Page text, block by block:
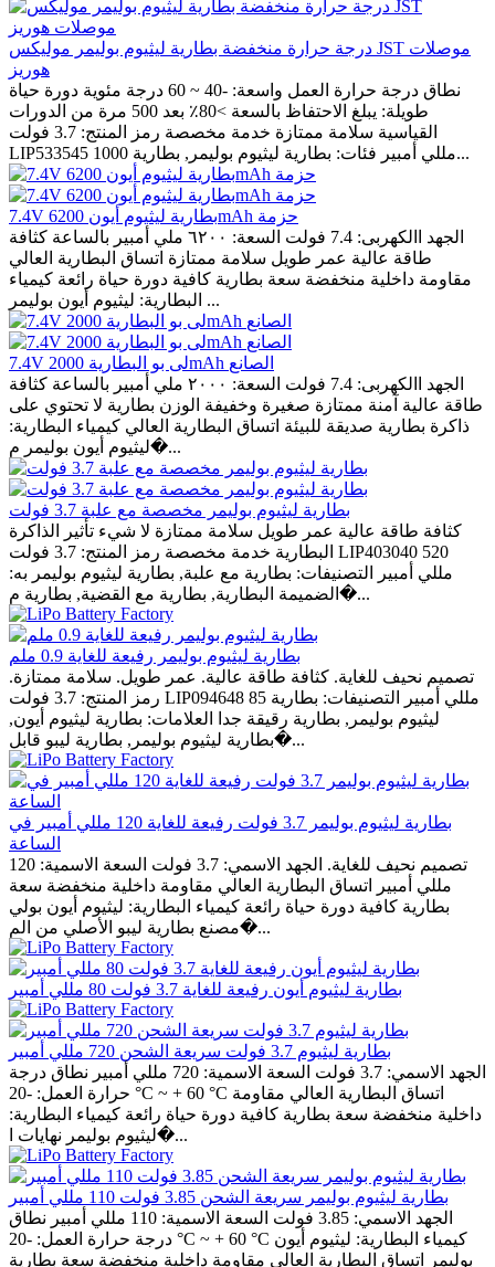
درجة حرارة منخفضة بطارية ليثيوم بوليمر موليكس JST موصلات
هوريز
نطاق درجة حرارة العمل واسعة: -40 ~ 60 درجة مئوية دورة حياة
طويلة: يبلغ الاحتفاظ بالسعة >80٪ بعد 500 مرة من الدورات
القياسية سلامة ممتازة خدمة مخصصة رمز المنتج: 3.7 فولت
LIP533545 1000 مللي أمبير فئات: بطارية ليثيوم بوليمر, بطارية...
7.4V بطارية ليثيوم أيون 6200mAh حزمة
الجهد االكهربى: 7.4 فولت السعة: ٦٢٠٠ ملي أمبير بالساعة كثافة
طاقة عالية عمر طويل سلامة ممتازة اتساق البطارية العالي
مقاومة داخلية منخفضة سعة بطارية كافية دورة حياة رائعة كيمياء
البطارية: ليثيوم أيون بوليمر ...
7.4V لى بو البطارية 2000mAh الصانع
الجهد االكهربى: 7.4 فولت السعة: ٢٠٠٠ ملي أمبير بالساعة كثافة
طاقة عالية آمنة ممتازة صغيرة وخفيفة الوزن بطارية لا تحتوي على
ذاكرة بطارية صديقة للبيئة اتساق البطارية العالي كيمياء البطارية:
ليثيوم أيون بوليمر م�...
بطارية ليثيوم بوليمر مخصصة مع علبة 3.7 فولت
كثافة طاقة عالية عمر طويل سلامة ممتازة لا شيء تأثير الذاكرة
البطارية خدمة مخصصة رمز المنتج: 3.7 فولت LIP403040 520
مللي أمبير التصنيفات: بطارية مع علبة, بطارية ليثيوم بوليمر به:
الضميمة البطارية, بطارية مع القضية, بطارية م�...
بطارية ليثيوم بوليمر رفيعة للغاية 0.9 ملم
تصميم نحيف للغاية. كثافة طاقة عالية. عمر طويل. سلامة ممتازة.
رمز المنتج: 3.7 فولت LIP094648 85 مللي أمبير التصنيفات: بطارية
ليثيوم بوليمر, بطارية رقيقة جدا العلامات: بطارية ليثيوم أيون,
بطارية ليثيوم بوليمر, بطارية ليبو قابل�...
بطارية ليثيوم بوليمر 3.7 فولت رفيعة للغاية 120 مللي أمبير في
الساعة
تصميم نحيف للغاية. الجهد الاسمي: 3.7 فولت السعة الاسمية: 120
مللي أمبير اتساق البطارية العالي مقاومة داخلية منخفضة سعة
بطارية كافية دورة حياة رائعة كيمياء البطارية: ليثيوم أيون بولي
مصنع بطارية ليبو الأصلي من الم�...
بطارية ليثيوم أيون رفيعة للغاية 3.7 فولت 80 مللي أمبير
بطارية ليثيوم 3.7 فولت سريعة الشحن 720 مللي أمبير
الجهد الاسمي: 3.7 فولت السعة الاسمية: 720 مللي أمبير نطاق درجة
حرارة العمل: -20 °C ~ + 60 °C اتساق البطارية العالي مقاومة
داخلية منخفضة سعة بطارية كافية دورة حياة رائعة كيمياء البطارية:
ليثيوم بوليمر نهايات ا�...
بطارية ليثيوم بوليمر سريعة الشحن 3.85 فولت 110 مللي أمبير
الجهد الاسمي: 3.85 فولت السعة الاسمية: 110 مللي أمبير نطاق
درجة حرارة العمل: -20 °C ~ + 60 °C كيمياء البطارية: ليثيوم أيون
بوليمر اتساق البطارية العالي مقاومة داخلية منخفضة سعة بطارية